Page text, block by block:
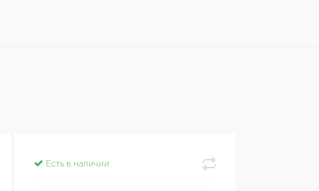
Есть в наличии